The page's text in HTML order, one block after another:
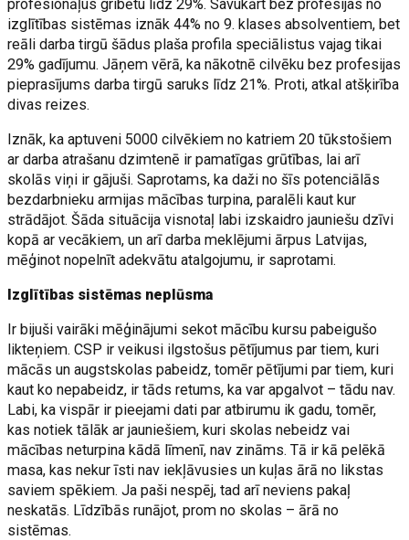
profesionāļus gribētu līdz 29%. Savukārt bez profesijas no
izglītības sistēmas iznāk 44% no 9. klases absolventiem, bet
reāli darba tirgū šādus plaša profila speciālistus vajag tikai
29% gadījumu. Jāņem vērā, ka nākotnē cilvēku bez profesijas
pieprasījums darba tirgū saruks līdz 21%. Proti, atkal atšķirība
divas reizes.
Iznāk, ka aptuveni 5000 cilvēkiem no katriem 20 tūkstošiem
ar darba atrašanu dzimtenē ir pamatīgas grūtības, lai arī
skolās viņi ir gājuši. Saprotams, ka daži no šīs potenciālās
bezdarbnieku armijas mācības turpina, paralēli kaut kur
strādājot. Šāda situācija visnotaļ labi izskaidro jauniešu dzīvi
kopā ar vecākiem, un arī darba meklējumi ārpus Latvijas,
mēģinot nopelnīt adekvātu atalgojumu, ir saprotami.
Izglītības sistēmas neplūsma
Ir bijuši vairāki mēģinājumi sekot mācību kursu pabeigušo
likteņiem. CSP ir veikusi ilgstošus pētījumus par tiem, kuri
mācās un augstskolas pabeidz, tomēr pētījumi par tiem, kuri
kaut ko nepabeidz, ir tāds retums, ka var apgalvot – tādu nav.
Labi, ka vispār ir pieejami dati par atbirumu ik gadu, tomēr,
kas notiek tālāk ar jauniešiem, kuri skolas nebeidz vai
mācības neturpina kādā līmenī, nav zināms. Tā ir kā pelēkā
masa, kas nekur īsti nav iekļāvusies un kuļas ārā no likstas
saviem spēkiem. Ja paši nespēj, tad arī neviens pakaļ
neskatās. Līdzībās runājot, prom no skolas – ārā no
sistēmas.